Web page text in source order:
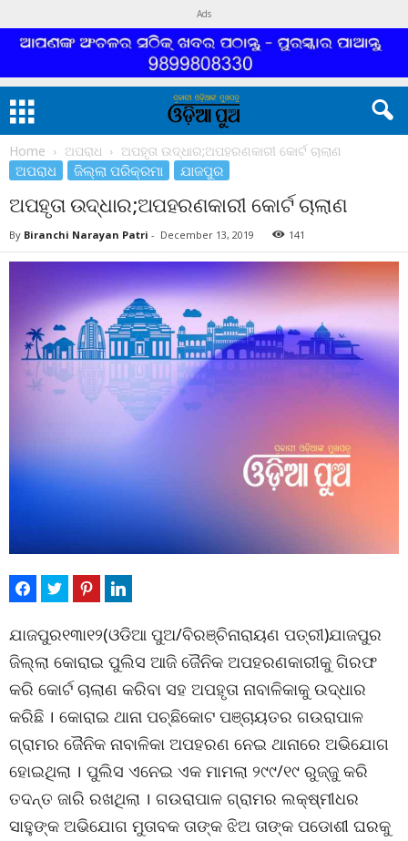
Ads
Home ଅପରାଧ ଅପହୃତା ଉଦ୍ଧାର;ଅପହରଣକାରୀ କୋର୍ଟ ଚାଲାଣ
ଅପରାଧ ଜିଲ୍ଲା ପରିକ୍ରମା ଯାଜପୁର
ଅପହୃତା ଉଦ୍ଧାର;ଅପହରଣକାରୀ କୋର୍ଟ ଚାଲାଣ
By Biranchi Narayan Patri - December 13, 2019 141
ଯାଜପୁର୧୩ା୧୨(ଓଡିଆ ପୁଅ/ବିରଞ୍ଚିନାରାୟଣ ପତ୍ରୀ)ଯାଜପୁର
ଜିଲ୍ଲା କୋରାଇ ପୁଲିସ ଆଜି ଜୈନିକ ଅପହରଣକାରୀକୁ ଗିରଫ
କରି କୋର୍ଟ ଚାଲାଣ କରିବା ସହ ଅପହୃତା ନାବାଳିକାକୁ ଉଦ୍ଧାର
କରିଛି । କୋରାଇ ଥାନା ପଚ୍ଛିକୋଟ ପଞ୍ଚାୟତର ଗଉରାପାଳ
ଗ୍ରାମର ଜୈନିକ ନାବାଳିକା ଅପହରଣ ନେଇ ଥାନାରେ ଅଭିଯୋଗ
ହୋଇଥିଲା । ପୁଲିସ ଏନେଇ ଏକ ମାମଲା ୨୯୯/୧୯ ରୁଜ୍ଜୁ କରି
ତଦନ୍ତ ଜାରି ରଖଥିଲା । ଗଉରାପାଳ ଗ୍ରାମର ଲକ୍ଷ୍ମୀଧର
ସାହୁଙ୍କ ଅଭିଯୋଗ ମୁତାବକ ତାଙ୍କ ଝିଅ ତାଙ୍କ ପଡୋଶୀ ଘରକୁ